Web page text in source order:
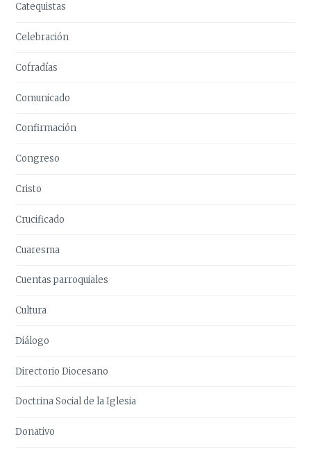
Catequistas
Celebración
Cofradías
Comunicado
Confirmación
Congreso
Cristo
Crucificado
Cuaresma
Cuentas parroquiales
Cultura
Diálogo
Directorio Diocesano
Doctrina Social de la Iglesia
Donativo